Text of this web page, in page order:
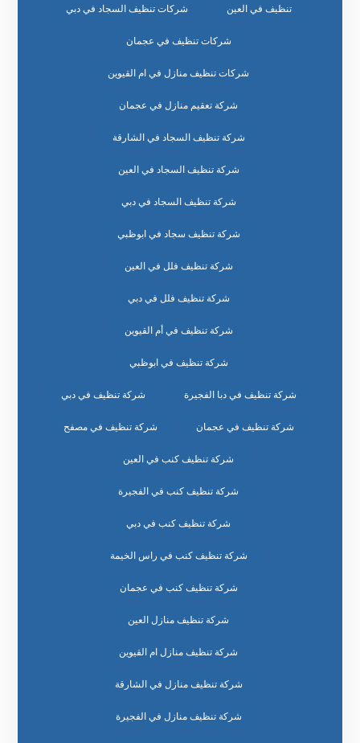
تنظيف في العين شركات تنظيف السجاد في دبي
شركات تنظيف في عجمان
شركات تنظيف منازل في ام القيوين
شركة تعقيم منازل في عجمان
شركة تنظيف السجاد في الشارقة
شركة تنظيف السجاد في العين
شركة تنظيف السجاد في دبي
شركة تنظيف سجاد في ابوظبي
شركة تنظيف فلل في العين
شركة تنظيف فلل في دبي
شركة تنظيف في أم القيوين
شركة تنظيف في ابوظبي
شركة تنظيف في دبا الفجيرة شركة تنظيف في دبي
شركة تنظيف في عجمان شركة تنظيف في مصفح
شركة تنظيف كنب في العين
شركة تنظيف كنب في الفجيرة
شركة تنظيف كنب في دبي
شركة تنظيف كنب في راس الخيمة
شركة تنظيف كنب في عجمان
شركة تنظيف منازل العين
شركة تنظيف منازل ام القيوين
شركة تنظيف منازل في الشارقة
شركة تنظيف منازل في الفجيرة